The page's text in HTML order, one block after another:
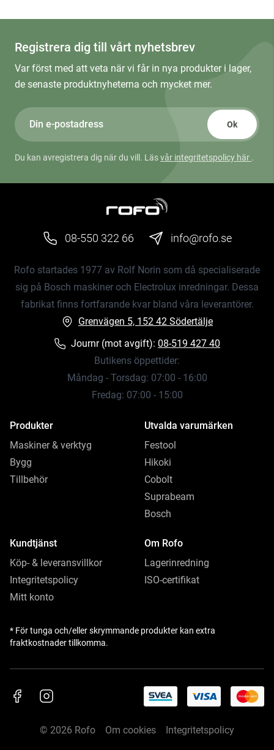
Registrera dig till vårt nyhetsbrev
Var först med att veta när vi får in nya produkter i lager,
de senaste produktnyheterna och mycket mer.
Ok
Du kan avregistrera dig när du vill. Läsvår integritetspolicy här .
08-550 322 66 info@rofo.se
Rofo startades 1977 av Rolf Norin som då specialiserade
sig på Bosch maskiner och Electrolux inredningar. Dessa
fabrikat finns fortfarande kvar bland våra leverantörer.
Grenvägen 5, 152 42 Södertälje
Journr (mot avgift): 08-519 427 40
Butikens öppettider:
Måndag - Torsdag: 07:00 - 16:00
Fredag: 07:00 - 15:00
Produkter
Maskiner & verktyg
Bygg
Tillbehör
Utvalda varumärken
Festool
Hikoki
Cobolt
Suprabeam
Bosch
Kundtjänst
Köp- & leveransvillkor
Integritetspolicy
Mitt konto
Om Rofo
Lagerinredning
ISO-certifikat
* För tunga och/eller skrymmande produkter kan extra
fraktkostnader tillkomma.
© 2026 Rofo Om cookies Integritetspolicy